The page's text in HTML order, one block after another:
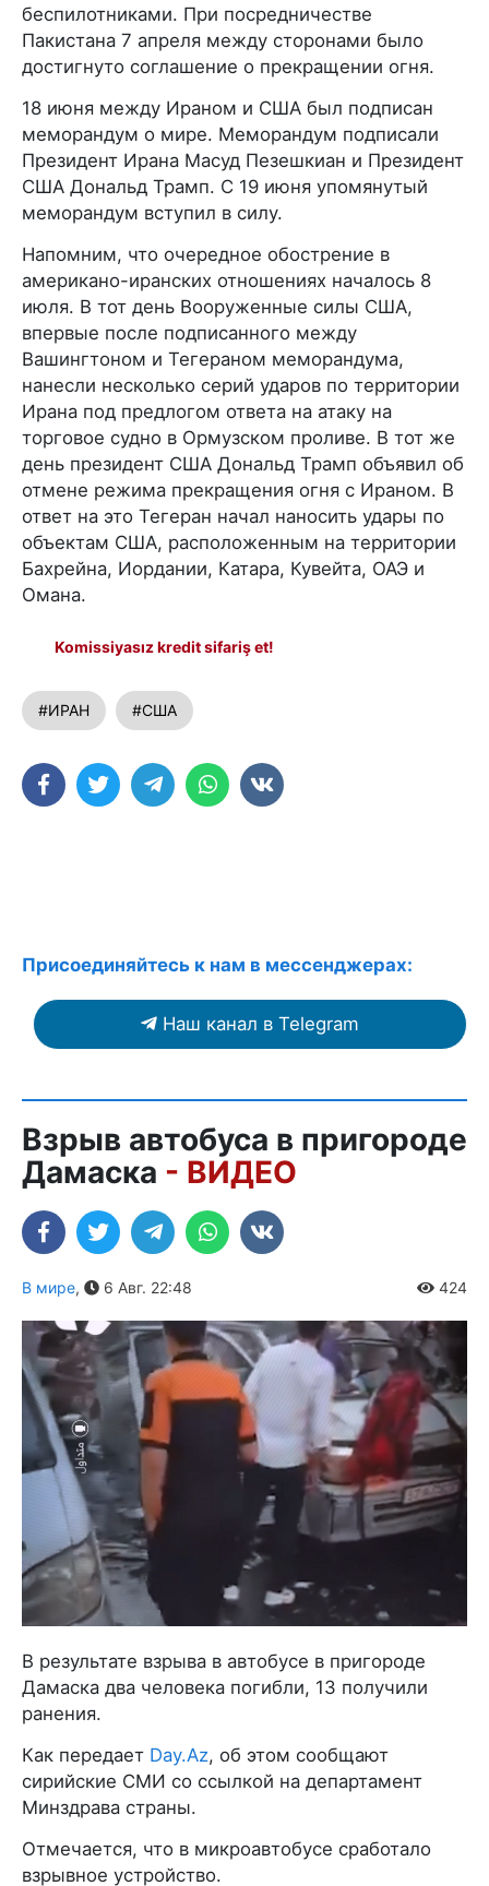
беспилотниками. При посредничестве
Пакистана 7 апреля между сторонами было
достигнуто соглашение о прекращении огня.
18 июня между Ираном и США был подписан
меморандум о мире. Меморандум подписали
Президент Ирана Масуд Пезешкиан и Президент
США Дональд Трамп. С 19 июня упомянутый
меморандум вступил в силу.
Напомним, что очередное обострение в
американо-иранских отношениях началось 8
июля. В тот день Вооруженные силы США,
впервые после подписанного между
Вашингтоном и Тегераном меморандума,
нанесли несколько серий ударов по территории
Ирана под предлогом ответа на атаку на
торговое судно в Ормузском проливе. В тот же
день президент США Дональд Трамп объявил об
отмене режима прекращения огня с Ираном. В
ответ на это Тегеран начал наносить удары по
объектам США, расположенным на территории
Бахрейна, Иордании, Катара, Кувейта, ОАЭ и
Омана.
Komissiyasız kredit sifariş et!
#ИРАН #США
Присоединяйтесь к нам в мессенджерах:
Наш канал в Telegram
Взрыв автобуса в пригороде
Дамаска - ВИДЕО
В мире, 6 Авг. 22:48 424
В результате взрыва в автобусе в пригороде
Дамаска два человека погибли, 13 получили
ранения.
Как передает Day.Az, об этом сообщают
сирийские СМИ со ссылкой на департамент
Минздрава страны.
Отмечается, что в микроавтобусе сработало
взрывное устройство.